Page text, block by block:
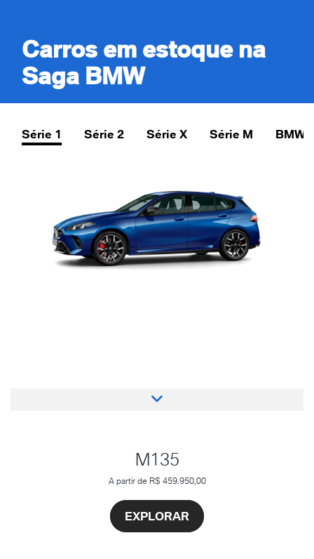
Carros em estoque na
Saga BMW
Série 1 Série 2 Série X Série M BMW i
M135
A partir de R$ 459.950,00
EXPLORAR